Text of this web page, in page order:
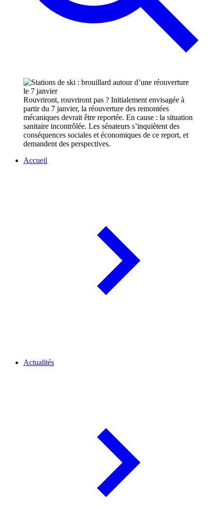
Rouvriront, rouvriront pas ? Initialement envisagée à
partir du 7 janvier, la réouverture des remontées
mécaniques devrait être reportée. En cause : la situation
sanitaire incontrôlée. Les sénateurs s’inquiètent des
conséquences sociales et économiques de ce report, et
demandent des perspectives.
Accueil
Actualités